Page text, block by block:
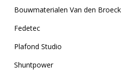
Bouwmaterialen Van den Broeck
Fedetec
Plafond Studio
Shuntpower